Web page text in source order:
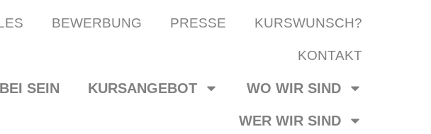
BEWERBUNG PRESSE KURSWUNSCH?
KONTAKT
SEIN KURSANGEBOT WO WIR SIND
WER WIR SIND